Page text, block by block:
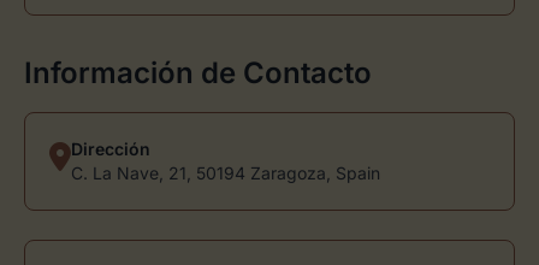
Información de Contacto
Dirección
C. La Nave, 21, 50194 Zaragoza, Spain